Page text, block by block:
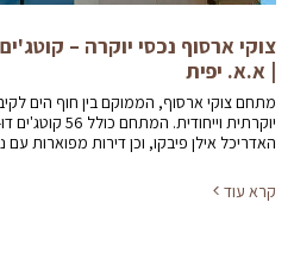
צוקי ארסוף נכסי יוקרה –
| א.א. יפית
מתחם צוקי ארסוף, הממוקם בין חוף הים
יוקרתית וייחודית.
האדריכל אילן פיבקו, וכן דירות מפוארות עם
קרא עוד